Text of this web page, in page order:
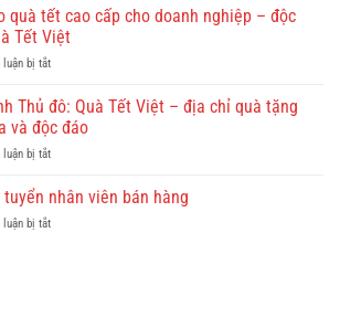
vu
khám
phá
Quy
cùng
Dulichkhatvongviet.com
Báo
Định
Online
việc
Hồng
Doan
–
ty
cho
giúp
theo
quà tết cao cấp cho doanh nghiệp – độc
Tết Việt
luận bị tắtở
khảo
quà
tết
cao
cho
nghiệp
Thủ đô: Quà Tết Việt – địa chỉ quà tặng
và độc đáo
luận bị tắtở
An
Thủ
tuyển nhân viên bán hàng
luận bị tắtở